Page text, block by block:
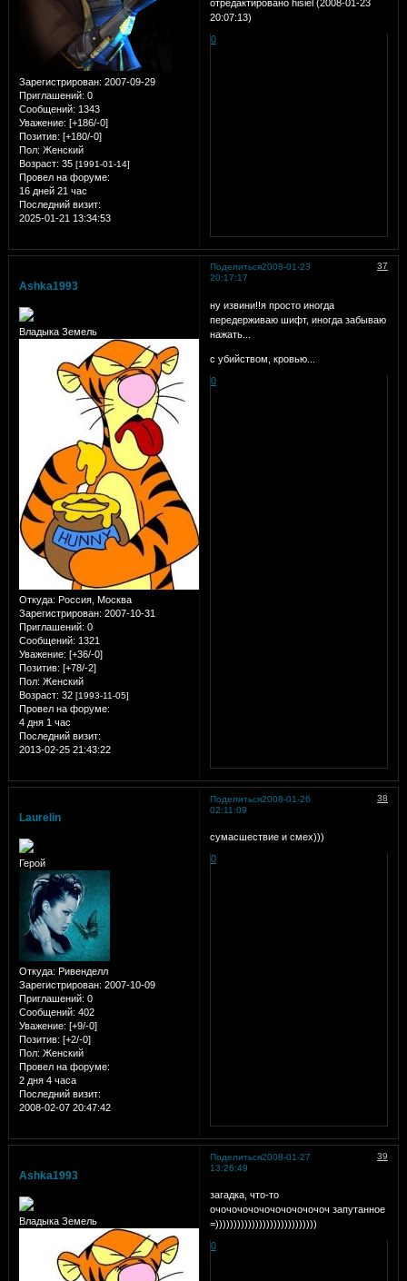
Зарегистрирован: 2007-09-29
Приглашений: 0
Сообщений: 1343
Уважение: [+186/-0]
Позитив: [+180/-0]
Пол: Женский
Возраст: 35 [1991-01-14]
Провел на форуме:
16 дней 21 час
Последний визит:
2025-01-21 13:34:53
отредактировано hisiel (2008-01-23
20:07:13)
0
Поделиться 37
2008-01-23
20:17:17
Ashka1993
Владыка Земель
Откуда: Россия, Москва
Зарегистрирован: 2007-10-31
Приглашений: 0
Сообщений: 1321
Уважение: [+36/-0]
Позитив: [+78/-2]
Пол: Женский
Возраст: 32 [1993-11-05]
Провел на форуме:
4 дня 1 час
Последний визит:
2013-02-25 21:43:22
ну извини!!я просто иногда
передерживаю шифт, иногда забываю
нажать...
с убийством, кровью...
0
Поделиться 38
2008-01-26
02:11:09
Laurelin
Герой
Откуда: Ривенделл
Зарегистрирован: 2007-10-09
Приглашений: 0
Сообщений: 402
Уважение: [+9/-0]
Позитив: [+2/-0]
Пол: Женский
Провел на форуме:
2 дня 4 часа
Последний визит:
2008-02-07 20:47:42
сумасшествие и смех)))
0
Поделиться 39
2008-01-27
13:26:49
Ashka1993
Владыка Земель
загадка, что-то
очочочочочочочочочочоч запутанное
=))))))))))))))))))))))))))))
0